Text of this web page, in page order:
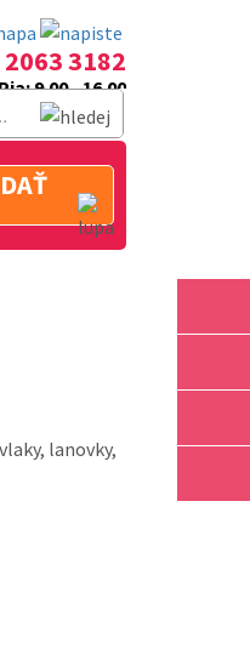
2063 3182
9.00 - 16.00
lanovky,